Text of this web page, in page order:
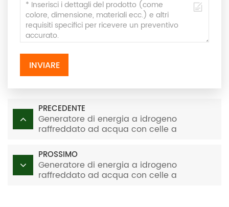
INVIARE
PRECEDENTE
Generatore di energia a idrogeno
raffreddato ad acqua con celle a
PROSSIMO
Generatore di energia a idrogeno
raffreddato ad acqua con celle a